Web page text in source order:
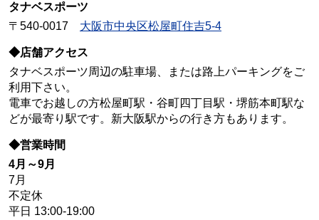
タナベスポーツ
〒540-0017 大阪市中央区松屋町住吉5-4
◆店舗アクセス
タナベスポーツ周辺の駐車場、または路上パーキングをご
利用下さい。
電車でお越しの方松屋町駅・谷町四丁目駅・堺筋本町駅な
どが最寄り駅です。新大阪駅からの行き方もあります。
◆営業時間
4月～9月
7月
不定休
平日 13:00-19:00